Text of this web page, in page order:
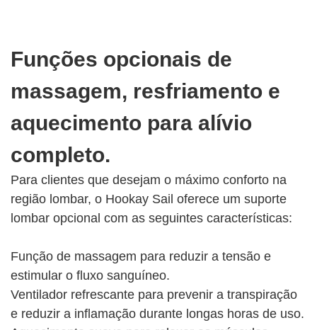
Funções opcionais de
massagem, resfriamento e
aquecimento para alívio
completo.
Para clientes que desejam o máximo conforto na
região lombar, o Hookay Sail oferece um suporte
lombar opcional com as seguintes características:
Função de massagem para reduzir a tensão e
estimular o fluxo sanguíneo.
Ventilador refrescante para prevenir a transpiração
e reduzir a inflamação durante longas horas de uso.